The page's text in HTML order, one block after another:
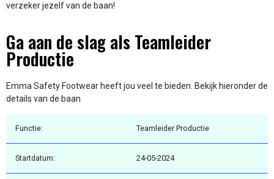
verzeker jezelf van de baan!
Ga aan de slag als Teamleider
Productie
Emma Safety Footwear heeft jou veel te bieden. Bekijk hieronder de
details van de baan
Functie: Teamleider Productie
Startdatum: 24-05-2024